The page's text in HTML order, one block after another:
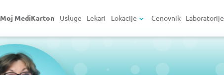
Moj MediKarton Usluge Lekari Lokacije Cenovnik Laboratorije